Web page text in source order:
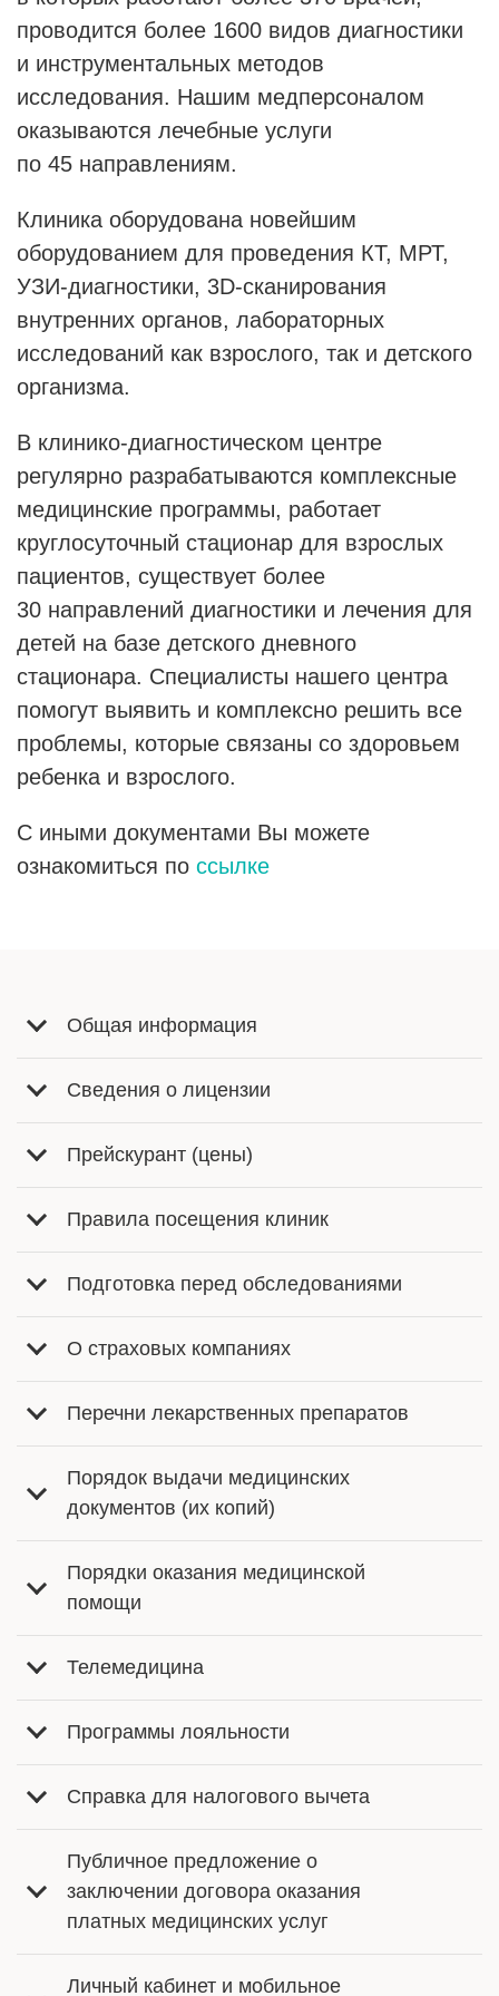
Рентгенология
проводится более 1600 видов диагностики
и инструментальных методов
исследования. Нашим медперсоналом
оказываются лечебные услуги
по 45 направлениям.
Клиника оборудована новейшим
оборудованием для проведения КТ, МРТ,
УЗИ-диагностики, 3D-сканирования
внутренних органов, лабораторных
исследований как взрослого, так и детского
организма.
В клинико-диагностическом центре
регулярно разрабатываются комплексные
медицинские программы, работает
круглосуточный стационар для взрослых
пациентов, существует более
30 направлений диагностики и лечения для
детей на базе детского дневного
стационара. Специалисты нашего центра
помогут выявить и комплексно решить все
проблемы, которые связаны со здоровьем
ребенка и взрослого.
С иными документами Вы можете
ознакомиться по ссылке
Общая информация
Сведения о лицензии
Прейскурант (цены)
Правила посещения клиник
Подготовка перед обследованиями
О страховых компаниях
Перечни лекарственных препаратов
Порядок выдачи медицинских
документов (их копий)
Порядки оказания медицинской
помощи
Телемедицина
Программы лояльности
Справка для налогового вычета
Публичное предложение о
заключении договора оказания
платных медицинских услуг
Личный кабинет и мобильное